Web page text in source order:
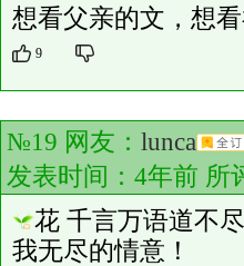
想看父亲的文，想
9
№19 网友： lunca
发表时间：4年前 所
花 千言万语道不
我无尽的情意！